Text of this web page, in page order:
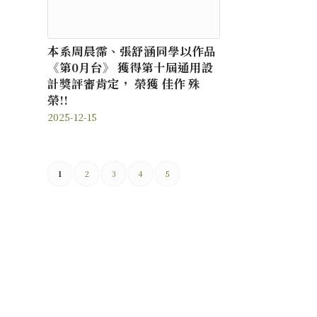
本系周晨霈、張舒涵同學以作品
《第0月台》 獲得第十屆通用設
計獎評審肯定， 榮獲 佳作 殊
榮!!
2025-12-15
1 2 3 4 5